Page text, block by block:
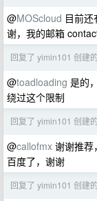
@MOScloud 目前
谢，我的邮箱
回复了 yimin101 创建
@toadloading 是的
绕过这个限制
回复了 yimin101 创建
@callofmx 谢谢推荐
百度了，谢谢
回复了 yimin101 创建